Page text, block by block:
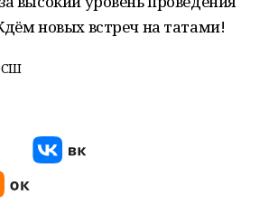
новых встреч на татами!